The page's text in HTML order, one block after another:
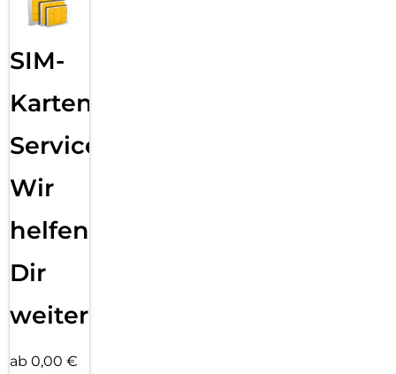
SIM-
Karten
Service:
Wir
helfen
Dir
weiter
ab 0,00 €